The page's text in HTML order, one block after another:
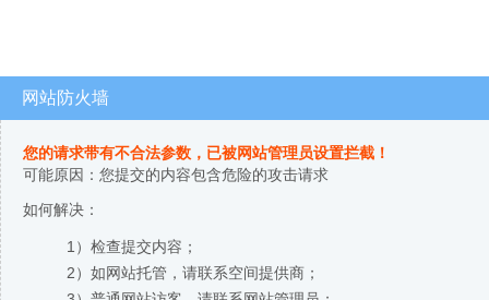
网站防火墙
您的请求带有不合法参数，已被网站管理员设置拦截！
可能原因：您提交的内容包含危险的攻击请求
如何解决：
1）检查提交内容；
2）如网站托管，请联系空间提供商；